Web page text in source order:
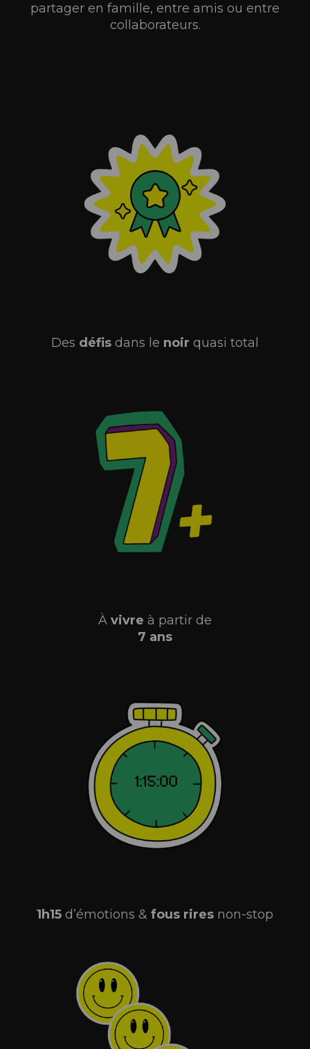
partager en famille, entre amis ou entre
collaborateurs.
Des défis dans le noir quasi total
À vivre à partir de
7 ans
1h15 d’émotions & fous rires non-stop